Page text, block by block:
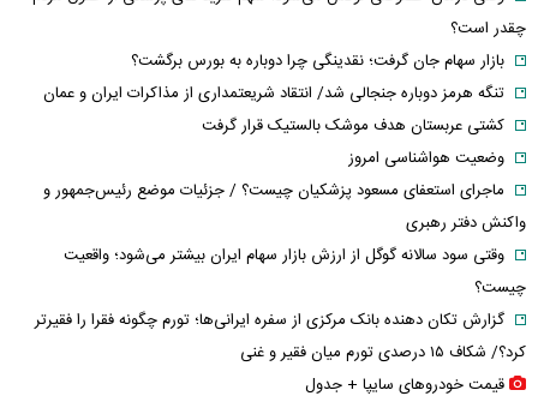
چقدر است؟
بازار سهام جان گرفت؛ نقدینگی چرا دوباره به بورس برگشت؟
تنگه هرمز دوباره جنجالی شد/ انتقاد شریعتمداری از مذاکرات ایران و عمان
کشتی عربستان هدف موشک بالستیک قرار گرفت
وضعیت هواشناسی امروز
ماجرای استعفای مسعود پزشکیان چیست؟ / جزئیات موضع رئیس‌جمهور و
واکنش دفتر رهبری
وقتی سود سالانه گوگل از ارزش بازار سهام ایران بیشتر می‌شود؛ واقعیت
چیست؟
گزارش تکان‌ دهنده بانک مرکزی از سفره ایرانی‌ها؛ تورم چگونه فقرا را فقیرتر
کرد؟/ شکاف ۱۵ درصدی تورم میان فقیر و غنی
قیمت خودرو‌های سایپا + جدول